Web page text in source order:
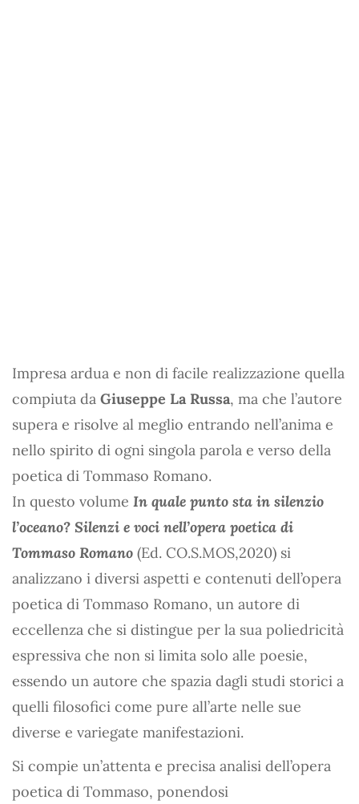
Impresa ardua e non di facile realizzazione quella
compiuta da Giuseppe La Russa, ma che l’autore
supera e risolve al meglio entrando nell’anima e
nello spirito di ogni singola parola e verso della
poetica di Tommaso Romano.
In questo volume In quale punto sta in silenzio
l’oceano? Silenzi e voci nell’opera poetica di
Tommaso Romano (Ed. CO.S.MOS,2020) si
analizzano i diversi aspetti e contenuti dell’opera
poetica di Tommaso Romano, un autore di
eccellenza che si distingue per la sua poliedricità
espressiva che non si limita solo alle poesie,
essendo un autore che spazia dagli studi storici a
quelli filosofici come pure all’arte nelle sue
diverse e variegate manifestazioni.
Si compie un’attenta e precisa analisi dell’opera
poetica di Tommaso, ponendosi